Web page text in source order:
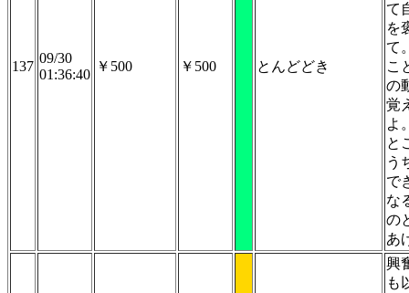
137
09/30
01:36:40
￥500 ￥500 とんどどき
て
を
て
こ
の
覚
よ
と
う
で
な
の
あ
興
も